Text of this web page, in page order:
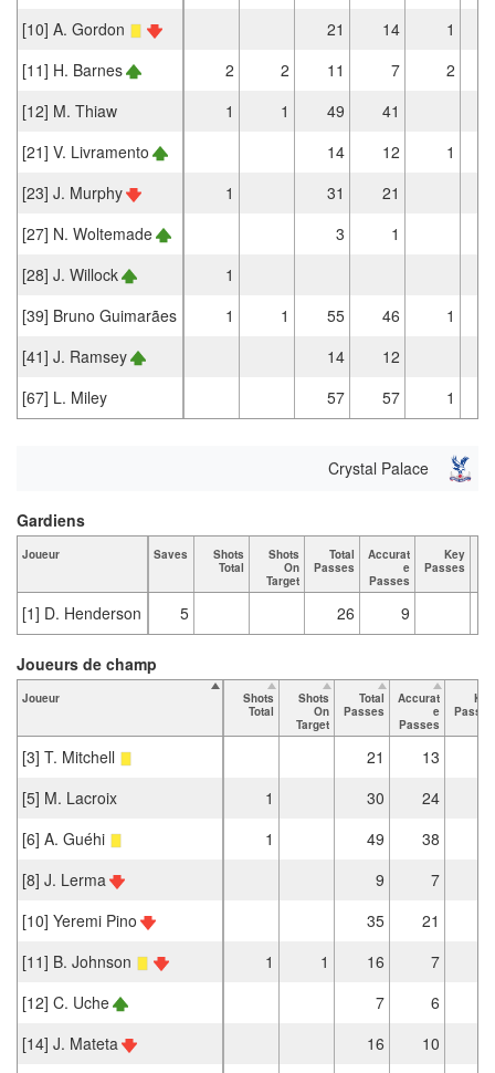
[10] A. Gordon
21 14
1
[11] H. Barnes
2 2 11 7
2
[12] M. Thiaw
1 1 49
41
[21] V. Livramento
14 12
1
[23] J. Murphy
1 31
21
[27] N. Woltemade
3
1
[28] J. Willock
1
[39] Bruno Guimarães
1 1 55 46
1
[41] J. Ramsey
14
12
[67] L. Miley
57 57 1
Crystal Palace
Joueur Saves
Shots
Total
Shots
On
Target
Total
Passes
Accurat
e
Passes
Key
Passes
[1] D. Henderson 5 26 9
Gardiens
Joueur
Shots
Total
Shots
On
Target
Total
Passes
Accurat
e
Passes
Key
Passes
[3] T. Mitchell 21
13
[5] M. Lacroix
1 30
24
[6] A. Guéhi
1 49
38
[8] J. Lerma
9
7
[10] Yeremi Pino
35 21
[11] B. Johnson
1 1 16 7
[12] C. Uche
7
6
[14] J. Mateta
16
10
Joueurs de champ